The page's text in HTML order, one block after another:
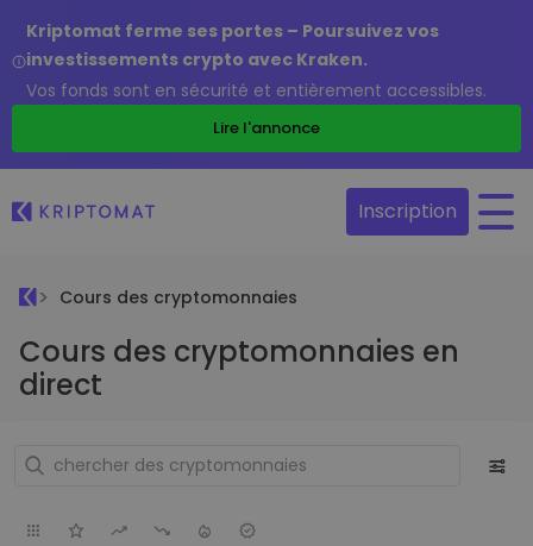
Kriptomat ferme ses portes – Poursuivez vos
investissements crypto avec Kraken.
Vos fonds sont en sécurité et entièrement accessibles.
Lire l'annonce
Inscription
Cours des cryptomonnaies
Cours des cryptomonnaies en
direct